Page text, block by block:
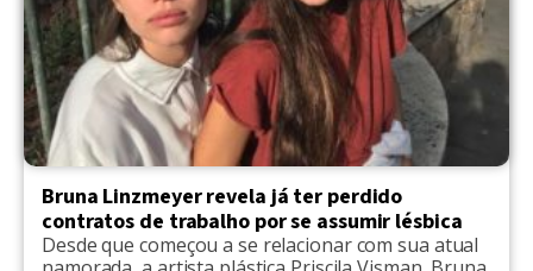
Bruna Linzmeyer revela já ter perdido
contratos de trabalho por se assumir lésbica
Desde que começou a se relacionar com sua atual